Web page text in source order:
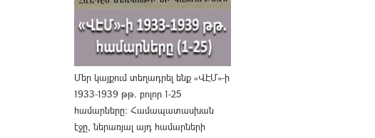
Մեր կայքում տեղադրել ենք «ՎԷՄ»-ի
1933-1939 թթ. բոլոր 1-25
համարները։ Համապատասխան
էջը, ներառյալ այդ համարների